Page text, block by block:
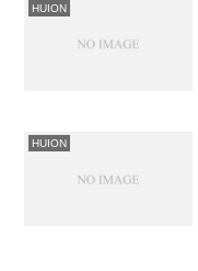
HUION
HUION